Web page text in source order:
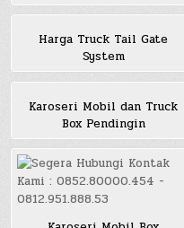
Harga Truck Tail Gate
System
Karoseri Mobil dan Truck
Box Pendingin